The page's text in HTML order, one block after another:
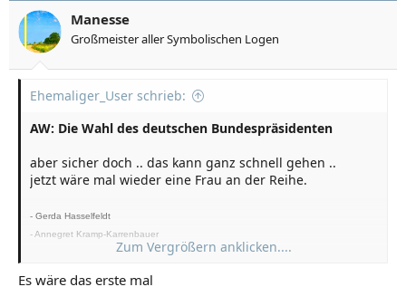
Manesse
Großmeister aller Symbolischen Logen
Ehemaliger_User schrieb:
AW: Die Wahl des deutschen Bundespräsidenten
aber sicher doch .. das kann ganz schnell gehen ..
jetzt wäre mal wieder eine Frau an der Reihe.
- Gerda Hasselfeldt
- Annegret Kramp-Karrenbauer
- Ursula von der Leyen ggf. KanzlerinZum Vergrößern anklicken....
Es wäre das erste mal